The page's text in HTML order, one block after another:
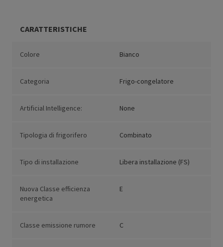
CARATTERISTICHE
Colore Bianco
Categoria Frigo-congelatore
Artificial Intelligence: None
Tipologia di frigorifero Combinato
Tipo di installazione Libera installazione (FS)
Nuova Classe efficienza
energetica
E
Classe emissione rumore C